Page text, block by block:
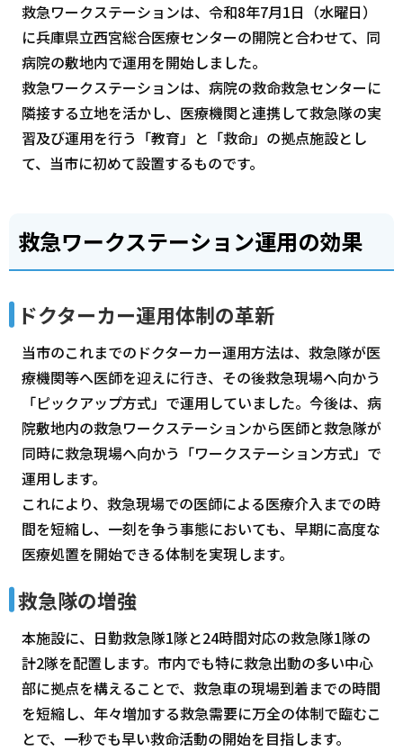
救急ワークステーションは、令和8年7月1日（水曜日）
に兵庫県立西宮総合医療センターの開院と合わせて、同
病院の敷地内で運用を開始しました。
救急ワークステーションは、病院の救命救急センターに
隣接する立地を活かし、医療機関と連携して救急隊の実
習及び運用を行う「教育」と「救命」の拠点施設とし
て、当市に初めて設置するものです。
救急ワークステーション運用の効果
ドクターカー運用体制の革新
当市のこれまでのドクターカー運用方法は、救急隊が医
療機関等へ医師を迎えに行き、その後救急現場へ向かう
「ピックアップ方式」で運用していました。今後は、病
院敷地内の救急ワークステーションから医師と救急隊が
同時に救急現場へ向かう「ワークステーション方式」で
運用します。
これにより、救急現場での医師による医療介入までの時
間を短縮し、一刻を争う事態においても、早期に高度な
医療処置を開始できる体制を実現します。
救急隊の増強
本施設に、日勤救急隊1隊と24時間対応の救急隊1隊の
計2隊を配置します。市内でも特に救急出動の多い中心
部に拠点を構えることで、救急車の現場到着までの時間
を短縮し、年々増加する救急需要に万全の体制で臨むこ
とで、一秒でも早い救命活動の開始を目指します。